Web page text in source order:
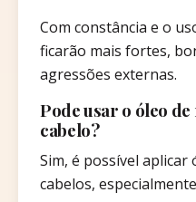
Com constância e o
ficarão mais fortes,
agressões externas.
Pode usar o óleo
cabelo?
Sim, é possível
cabelos,